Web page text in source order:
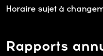
Horaire sujet à
Rapports